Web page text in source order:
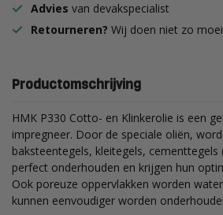
Advies van devakspecialist
Retourneren? Wij doen niet zo
Productomschrijving
HMK P330 Cotto- en Klinkerolie is een
impregneer. Door de speciale oliën,
baksteentegels, kleitegels, cementtegels
perfect onderhouden en krijgen hun
Ook poreuze oppervlakken worden
kunnen eenvoudiger worden